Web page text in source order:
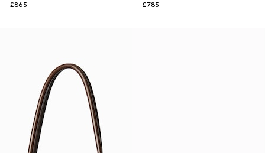
£865
£785